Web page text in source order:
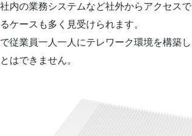
内の業務システムなど社外からアクセス
ケースも多く見受けられます。
従業員一人一人にテレワーク環境を構築
はできません。